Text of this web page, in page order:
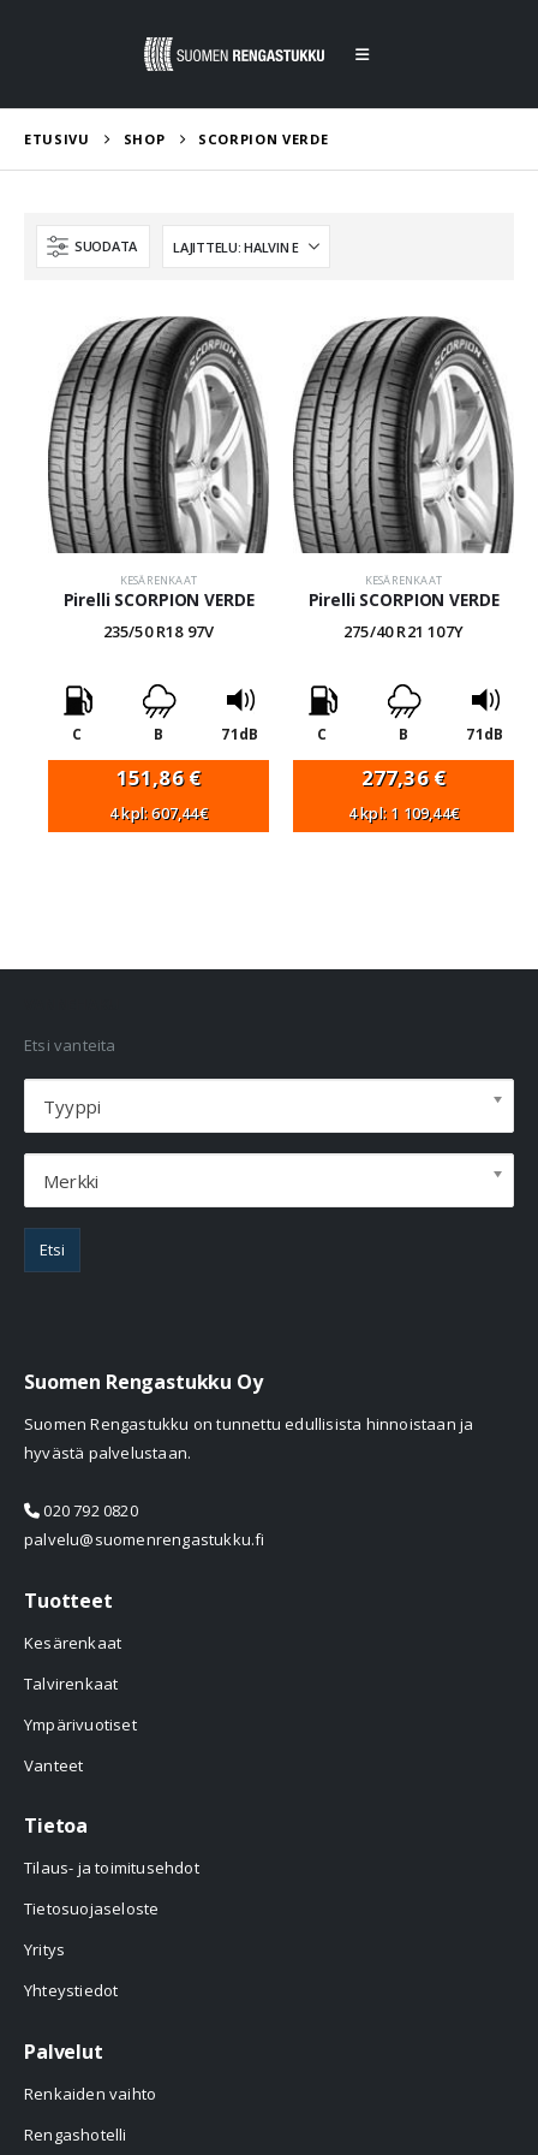
ETUSIVU SHOP SCORPION VERDE
SUODATA
KESÄRENKAAT
Pirelli SCORPION VERDE
235/50 R18 97V
C B 71dB
151,86€
4 kpl: 607,44€
KESÄRENKAAT
Pirelli SCORPION VERDE
275/40 R21 107Y
C B 71dB
277,36€
4 kpl: 1 109,44€
Etsi vanteita
Tyyppi
Merkki
Etsi
Suomen Rengastukku Oy
Suomen Rengastukku on tunnettu edullisista hinnoistaan ja
hyvästä palvelustaan.
020 792 0820
palvelu@suomenrengastukku.fi
Tuotteet
Kesärenkaat
Talvirenkaat
Ympärivuotiset
Vanteet
Tietoa
Tilaus- ja toimitusehdot
Tietosuojaseloste
Yritys
Yhteystiedot
Palvelut
Renkaiden vaihto
Rengashotelli